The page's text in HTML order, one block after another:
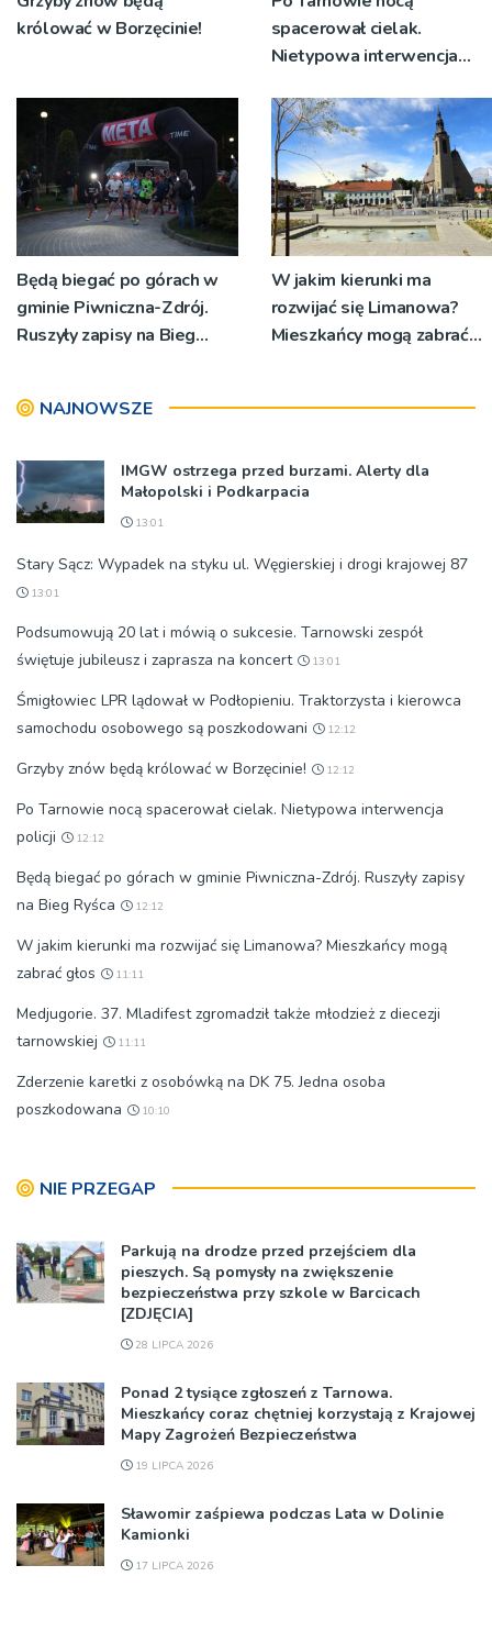
królować w Borzęcinie!
spacerował cielak.
Nietypowa interwencja
Będą biegać po górach w
gminie Piwniczna-Zdrój.
Ruszyły zapisy na Bieg
W jakim kierunki ma
rozwijać się Limanowa?
Mieszkańcy mogą zabrać
NAJNOWSZE
IMGW ostrzega przed burzami. Alerty dla
Małopolski i Podkarpacia
13:01
Stary Sącz: Wypadek na styku ul. Węgierskiej i drogi krajowej 87
13:01
Podsumowują 20 lat i mówią o sukcesie. Tarnowski zespół
świętuje jubileusz i zaprasza na koncert
13:01
Śmigłowiec LPR lądował w Podłopieniu. Traktorzysta i kierowca
samochodu osobowego są poszkodowani
12:12
Grzyby znów będą królować w Borzęcinie! 12:12
Po Tarnowie nocą spacerował cielak. Nietypowa interwencja
policji
12:12
Będą biegać po górach w gminie Piwniczna-Zdrój. Ruszyły zapisy
na Bieg Ryśca
12:12
W jakim kierunki ma rozwijać się Limanowa? Mieszkańcy mogą
zabrać głos
11:11
Medjugorie. 37. Mladifest zgromadził także młodzież z diecezji
tarnowskiej
11:11
Zderzenie karetki z osobówką na DK 75. Jedna osoba
poszkodowana
10:10
NIE PRZEGAP
Parkują na drodze przed przejściem dla
pieszych. Są pomysły na zwiększenie
bezpieczeństwa przy szkole w Barcicach
[ZDJĘCIA]
28 LIPCA 2026
Ponad 2 tysiące zgłoszeń z Tarnowa.
Mieszkańcy coraz chętniej korzystają z Krajowej
Mapy Zagrożeń Bezpieczeństwa
19 LIPCA 2026
Sławomir zaśpiewa podczas Lata w Dolinie
Kamionki
17 LIPCA 2026